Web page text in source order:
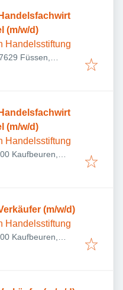
(m/w/d)
Handelsstiftung
Füssen,
(m/w/d)
Handelsstiftung
Kaufbeuren,
(m/w/d)
Handelsstiftung
Kaufbeuren,